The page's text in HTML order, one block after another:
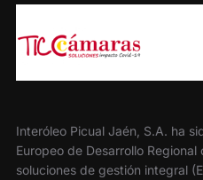
Interóleo Picual Jaén, S.A. ha
Europeo de Desarrollo
soluciones de gestión integral